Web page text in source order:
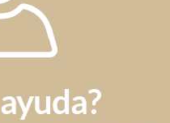
ayuda?